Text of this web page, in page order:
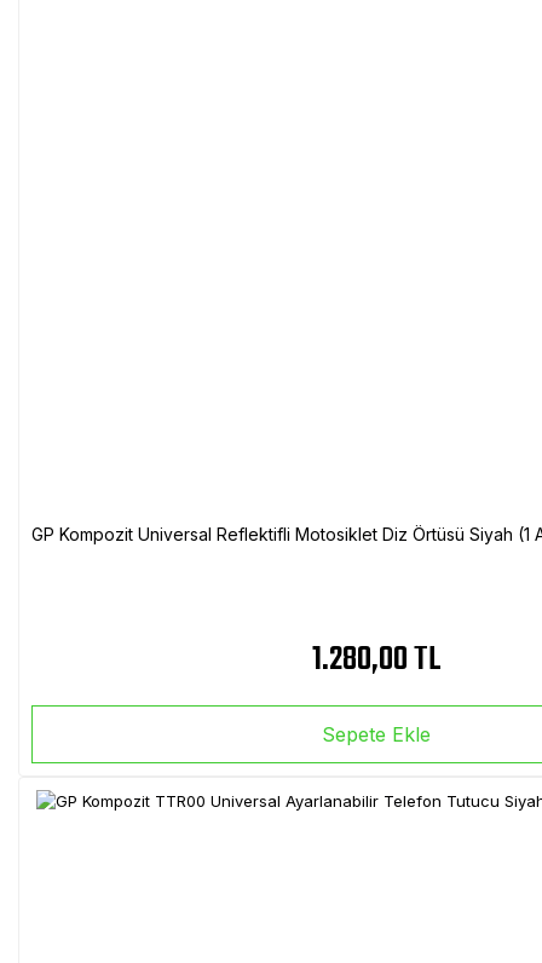
GP Kompozit Universal Reflektifli Motosiklet Diz Örtüsü Siyah
1.280,00 TL
Sepete Ekle